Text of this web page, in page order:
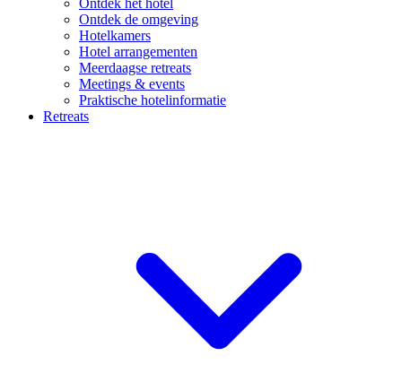
Ontdek het hotel
Ontdek de omgeving
Hotelkamers
Hotel arrangementen
Meerdaagse retreats
Meetings & events
Praktische hotelinformatie
Retreats